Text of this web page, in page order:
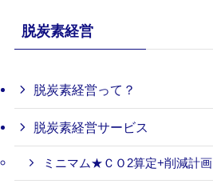
脱炭素経営
脱炭素経営って？
脱炭素経営サービス
ミニマム★ＣＯ2算定+削減計画